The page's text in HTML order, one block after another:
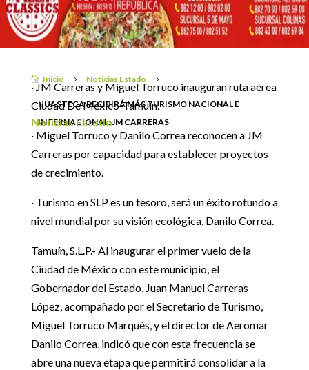
 Inicio 5 Noticias Estado 5
HUASTECA RECIBIRÁ MÁS TURISMO NACIONAL E
INTERNACIONAL: JM CARRERAS
CARRERAS
Noticias Estado
· JM Carreras y Miguel Torruco inauguran ruta aérea
Ciudad De México-Tamuín.
· Miguel Torruco y Danilo Correa reconocen a JM
Carreras por capacidad para establecer proyectos
de crecimiento.
· Turismo en SLP es un tesoro, será un éxito rotundo a
nivel mundial por su visión ecológica, Danilo Correa.
Tamuín, S.L.P.- Al inaugurar el primer vuelo de la
Ciudad de México con este municipio, el
Gobernador del Estado, Juan Manuel Carreras
López, acompañado por el Secretario de Turismo,
Miguel Torruco Marqués, y el director de Aeromar
Danilo Correa, indicó que con esta frecuencia se
abre una nueva etapa que permitirá consolidar a la